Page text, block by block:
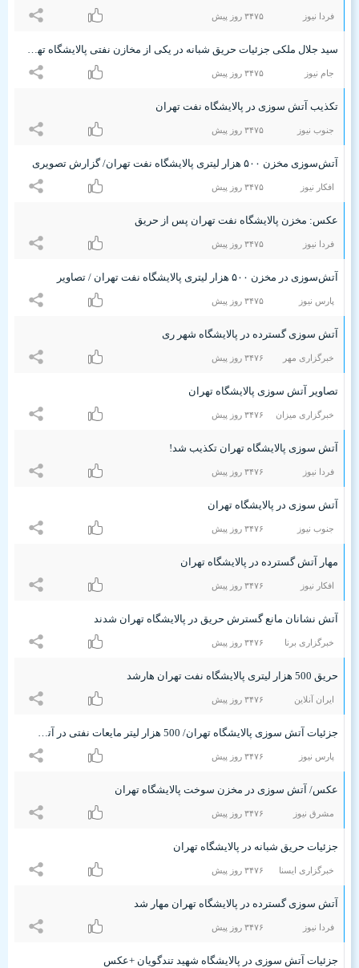
فردا نیوز ٣۴۷۵ روز پیش
سید جلال ملکی جزئیات حریق شبانه در یکی از مخازن نفتی پالایشگاه تهران را تشریح کرد
جام نیوز ٣۴۷۵ روز پیش
تکذیب آتش سوزی در پالایشگاه نفت تهران
جنوب نیوز ٣۴۷۵ روز پیش
آتش‌سوزی مخزن ۵۰۰ هزار لیتری پالایشگاه نفت تهران/ گزارش تصویری
افکار نیوز ٣۴۷۵ روز پیش
عکس: مخزن پالایشگاه نفت تهران پس از حریق
فردا نیوز ٣۴۷۵ روز پیش
آتش‌سوزی در مخزن ۵۰۰ هزار لیتری پالایشگاه نفت تهران / تصاویر
پارس نیوز ٣۴۷۵ روز پیش
آتش سوزی گسترده در پالایشگاه شهر ری
خبرگزاری مهر ٣۴۷۶ روز پیش
تصاویر آتش سوزی پالایشگاه تهران
خبرگزاری میزان ٣۴۷۶ روز پیش
آتش سوزی پالایشگاه تهران تکذیب شد!
فردا نیوز ٣۴۷۶ روز پیش
آتش سوزی در پالایشگاه تهران
جنوب نیوز ٣۴۷۶ روز پیش
مهار آتش گسترده در پالایشگاه تهران
افکار نیوز ٣۴۷۶ روز پیش
آتش نشانان مانع گسترش حریق در پالایشگاه تهران شدند
خبرگزاری برنا ٣۴۷۶ روز پیش
حریق 500 هزار لیتری پالایشگاه نفت تهران هارشد
ایران آنلاین ٣۴۷۶ روز پیش
جزئیات آتش سوزی پالایشگاه تهران/ 500 هزار لیتر مایعات نفتی در آتش سوخت
پارس نیوز ٣۴۷۶ روز پیش
عکس/ آتش سوزی در مخزن سوخت پالایشگاه تهران
مشرق نیوز ٣۴۷۶ روز پیش
جزئیات حریق شبانه در پالایشگاه تهران
خبرگزاری ایسنا ٣۴۷۶ روز پیش
آتش سوزی گسترده در پالایشگاه تهران مهار شد
فردا نیوز ٣۴۷۶ روز پیش
جزئیات آتش سوزی در پالایشگاه شهید تندگویان +عکس